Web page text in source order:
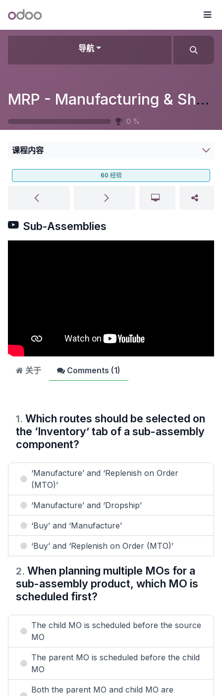
Odoo 菜
导航
MRP - Manufacturing & Shop Floor
0 %
课程内容
Sub-Assemblies
60 经验
关于 Comments (1)
1. Which routes should be selected on
the ‘Inventory’ tab of a sub-assembly
component?
‘Manufacture’ and ‘Replenish on Order
(MTO)’
‘Manufacture’ and ‘Dropship’
‘Buy’ and ‘Manufacture’
‘Buy’ and ‘Replenish on Order (MTO)’
2. When planning multiple MOs for a
sub-assembly product, which MO is
scheduled first?
The child MO is scheduled before the source
MO
The parent MO is scheduled before the child
MO
Both the parent MO and child MO are